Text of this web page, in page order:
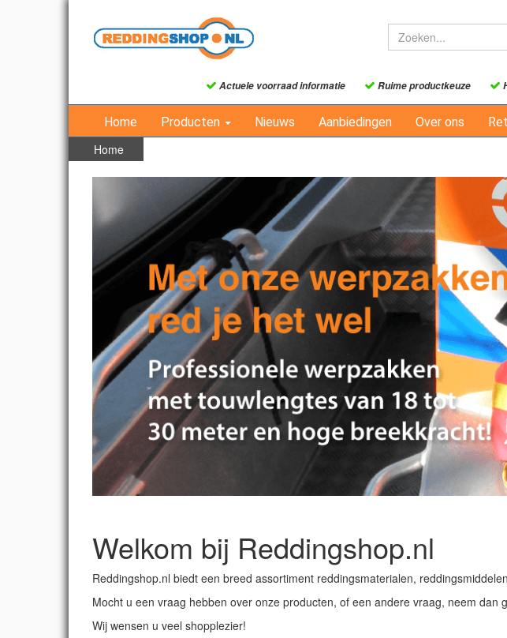
Actuele voorraad informatie Ruime productkeuze
Home Producten Nieuws Aanbiedingen Over ons
Home
Welkom bij Reddingshop.nl
Reddingshop.nl biedt een breed assortiment reddingsmaterialen,
Mocht u een vraag hebben over onze producten, of een andere vraag, neem dan
Wij wensen u veel shopplezier!